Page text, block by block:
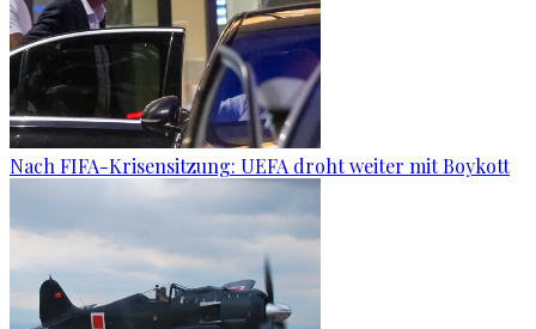
Nach FIFA-Krisensitzung: UEFA droht weiter mit Boykott